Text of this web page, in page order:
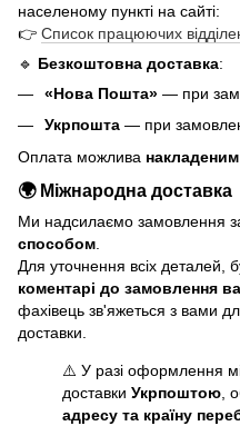
населеному пункті на сайті:
👉 Список працюючих
🔹 Безкоштовна доставка:
«Нова Пошта» — при
Укрпошта — при
Оплата можлива
🌍 Міжнародна доставка
Ми надсилаємо замовлення
способом.
Для уточнення всіх деталей,
коментарі до замовлення
фахівець зв'яжеться з вами
доставки.
⚠️ У разі оформлення
доставки Укрпоштою,
адресу та країну